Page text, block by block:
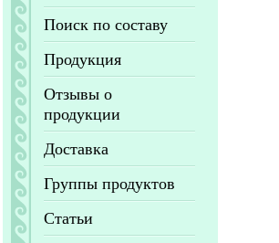
Поиск по составу
Продукция
Отзывы о
продукции
Доставка
Группы продуктов
Статьи